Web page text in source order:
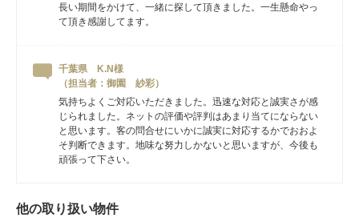
長い期間をかけて、一緒に探して頂きました。一生懸命やっ
て頂き感謝してます。
千葉県 K.N様
（担当者：御園 紗彩）
気持ちよくご対応いただきました。迅速な対応と誠実さが感
じられました。ネットの評価や評判はあまり当てにならない
と思います。客の問合せにいかに誠実に対応するかでおおよ
そ判断できます。地味な努力しかないと思いますが、今後も
頑張って下さい。
他の取り扱い物件